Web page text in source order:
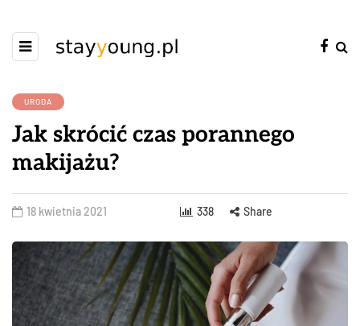
URODA
Jak skrócić czas porannego
makijażu?
18 kwietnia 2021 338 Share